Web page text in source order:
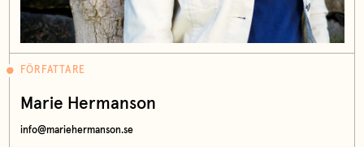
FÖRFATTARE
Marie Hermanson
info@mariehermanson.se